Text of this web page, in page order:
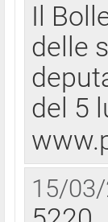
Il
delle
del 5
15/